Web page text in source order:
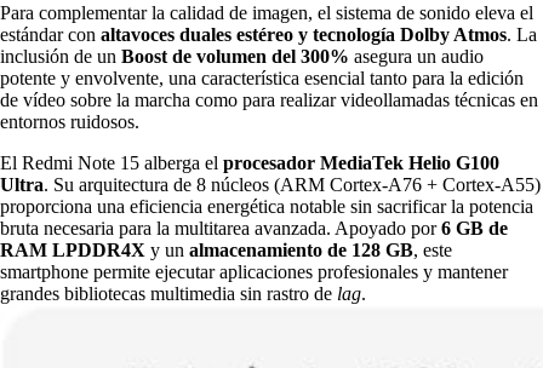
Para complementar la calidad de imagen, el sistema de sonido eleva el
estándar con altavoces duales estéreo y tecnología Dolby Atmos. La
inclusión de un Boost de volumen del 300% asegura un audio
potente y envolvente, una característica esencial tanto para la edición
de vídeo sobre la marcha como para realizar videollamadas técnicas en
entornos ruidosos.
El Redmi Note 15 alberga el procesador MediaTek Helio G100
Ultra. Su arquitectura de 8 núcleos (ARM Cortex-A76 + Cortex-A55)
proporciona una eficiencia energética notable sin sacrificar la potencia
bruta necesaria para la multitarea avanzada. Apoyado por6 GB de
RAM LPDDR4X y un almacenamiento de 128 GB, este
smartphone permite ejecutar aplicaciones profesionales y mantener
grandes bibliotecas multimedia sin rastro de lag.